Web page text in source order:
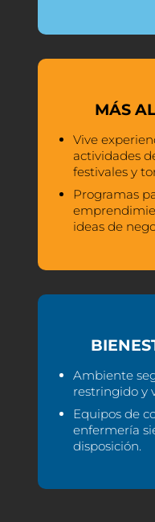
MÁS
Vive
actividades
festivales y
Programas
ideas de
Ambiente
restringido y
Equipos de
enfermería
disposición.